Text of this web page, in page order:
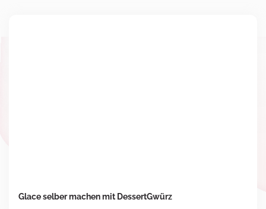
Glace selber machen mit DessertGwürz